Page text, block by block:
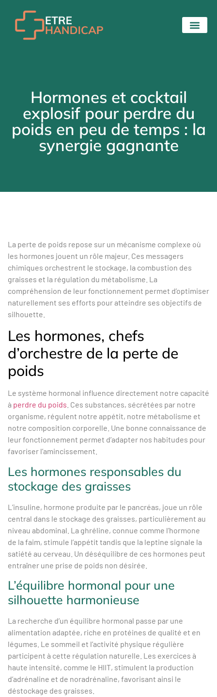
Hormones et cocktail
explosif pour perdre du
poids en peu de temps : la
synergie gagnante
La perte de poids repose sur un mécanisme complexe où
les hormones jouent un rôle majeur. Ces messagers
chimiques orchestrent le stockage, la combustion des
graisses et la régulation du métabolisme. La
compréhension de leur fonctionnement permet d’optimiser
naturellement ses efforts pour atteindre ses objectifs de
silhouette.
Les hormones, chefs
d’orchestre de la perte de
poids
Le système hormonal influence directement notre capacité
à perdre du poids . Ces substances, sécrétées par notre
organisme, régulent notre appétit, notre métabolisme et
notre composition corporelle. Une bonne connaissance de
leur fonctionnement permet d’adapter nos habitudes pour
favoriser l’amincissement.
Les hormones responsables du
stockage des graisses
L’insuline, hormone produite par le pancréas, joue un rôle
central dans le stockage des graisses, particulièrement au
niveau abdominal. La ghréline, connue comme l’hormone
de la faim, stimule l’appétit tandis que la leptine signale la
satiété au cerveau. Un déséquilibre de ces hormones peut
entraîner une prise de poids non désirée.
L’équilibre hormonal pour une
silhouette harmonieuse
La recherche d’un équilibre hormonal passe par une
alimentation adaptée, riche en protéines de qualité et en
légumes. Le sommeil et l’activité physique régulière
participent à cette régulation naturelle. Les exercices à
haute intensité, comme le HIIT, stimulent la production
d’adrénaline et de noradrénaline, favorisant ainsi le
déstockage des graisses.